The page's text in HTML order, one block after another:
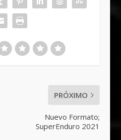
PRÓXIMO
Nuevo Formato;
SuperEnduro 2021